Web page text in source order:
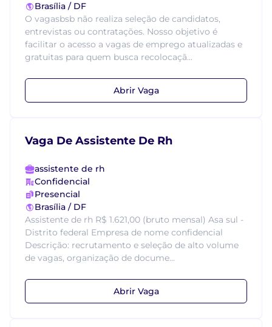
Brasília / DF
O vagasbsb não realiza seleção de candidatos,
entrevistas ou contratações. Nosso objetivo é
facilitar o acesso a vagas de emprego atualizadas e
gratuitas para quem busca recolocaçã...
Abrir Vaga
Vaga De Assistente De Rh
assistente de rh
Confidencial
Presencial
Brasília / DF
Assistente de rh R$ 1.621,00 (bruto mensal) Asa sul -
Distrito federal Empresa de nome confidencial
Descrição: recrutamento e seleção de alto volume
de vagas, organização de docume...
Abrir Vaga